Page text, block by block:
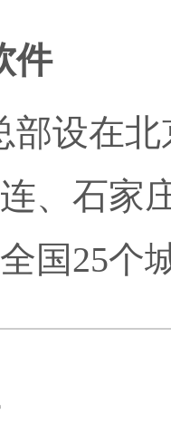
件
部设在
、石家
国25个